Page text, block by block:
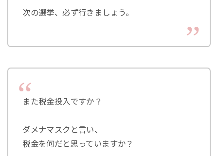
次の選挙、必ず行きましょう。
また税金投入ですか？
ダメナマスクと言い、
税金を何だと思っていますか？